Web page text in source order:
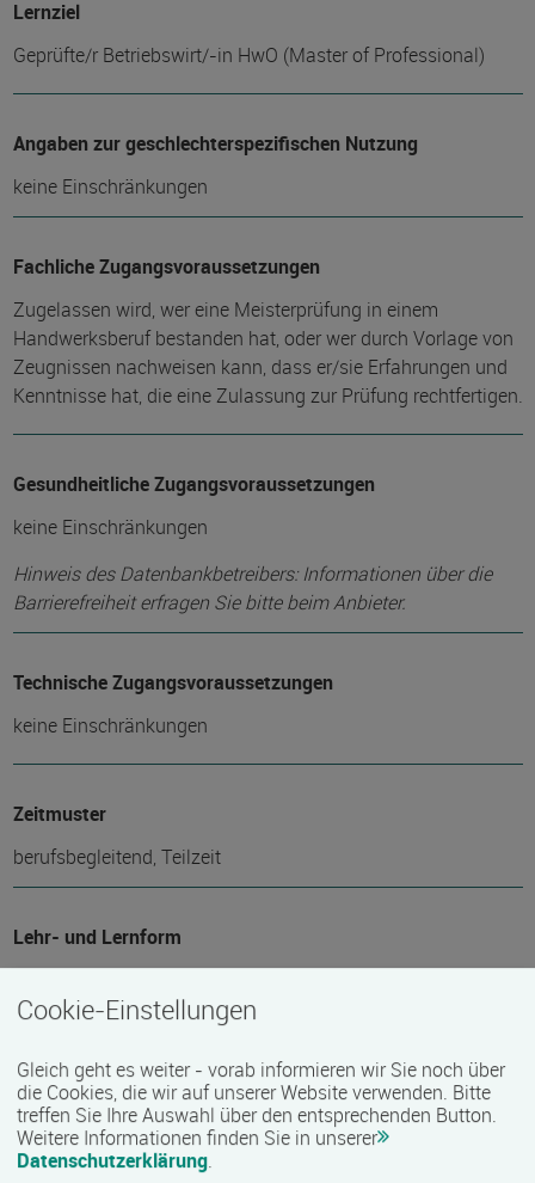
Lernziel
Geprüfte/r Betriebswirt/-in HwO (Master of Professional)
Angaben zur geschlechterspezifischen Nutzung
keine Einschränkungen
Fachliche Zugangsvoraussetzungen
Zugelassen wird, wer eine Meisterprüfung in einem
Handwerksberuf bestanden hat, oder wer durch Vorlage von
Zeugnissen nachweisen kann, dass er/sie Erfahrungen und
Kenntnisse hat, die eine Zulassung zur Prüfung rechtfertigen.
Gesundheitliche Zugangsvoraussetzungen
keine Einschränkungen
Hinweis des Datenbankbetreibers: Informationen über die
Barrierefreiheit erfragen Sie bitte beim Anbieter.
Technische Zugangsvoraussetzungen
keine Einschränkungen
Zeitmuster
berufsbegleitend, Teilzeit
Lehr- und Lernform
Abschlussart
Kammerprüfung, Staatlich anerkannter Abschluss
Cookie-Einstellungen
Gleich geht es weiter - vorab informieren wir Sie noch über
die Cookies, die wir auf unserer Website verwenden. Bitte
treffen Sie Ihre Auswahl über den entsprechenden Button.
Weitere Informationen finden Sie in unserer
Datenschutzerklärung.